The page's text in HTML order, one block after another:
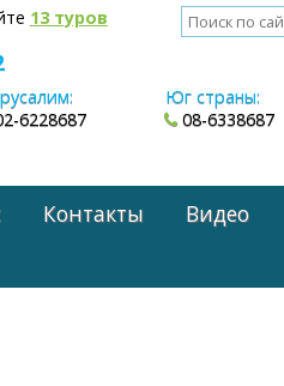
13 туров
6228687
Юг страны:
08-6338687
Контакты Видео